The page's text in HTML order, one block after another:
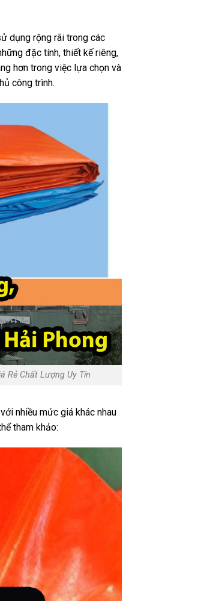
dụng rộng rãi trong các
đặc tính, thiết kế riêng,
hơn trong việc lựa chọn và
công trình.
Rẻ Chất Lượng Uy Tín
nhiều mức giá khác nhau
tham khảo: